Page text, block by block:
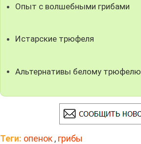
Опыт с волшебными грибами
Истарские трюфеля
Альтернативы белому трюфелю
Теги: опенок , грибы